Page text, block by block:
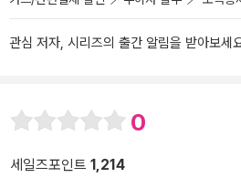
관심 저자, 시리즈의 출간 알림을 받아보세
0
세일즈포인트 1,214